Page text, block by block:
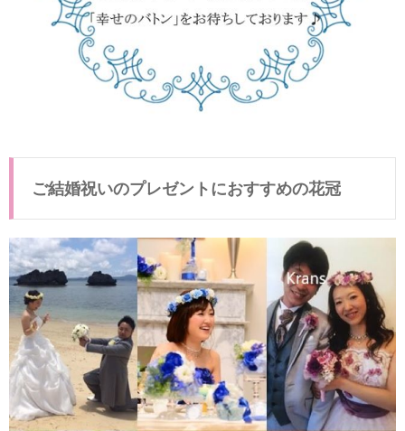
ご結婚祝いのプレゼントにおすすめの花冠